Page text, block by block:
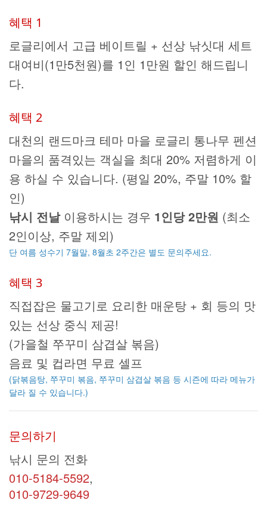
혜택 1
로글리에서 고급 베이트릴 + 선상 낚싯대 세트
대여비(1만5천원)를 1인 1만원 할인 해드립니
다.
혜택 2
대천의 랜드마크 테마 마을 로글리 통나무 펜션
마을의 품격있는 객실을 최대 20% 저렴하게 이
용 하실 수 있습니다. (평일 20%, 주말 10% 할
인)
낚시 전날이용하시는 경우 1인당 2만원 (최소
2인이상, 주말 제외)
단 여름 성수기 7월말, 8월초 2주간은 별도 문의주세요.
혜택 3
직접잡은 물고기로 요리한 매운탕 + 회 등의 맛
있는 선상 중식 제공!
(가을철 쭈꾸미 삼겹살 볶음)
음료 및 컵라면 무료 셀프
(닭볶음탕, 쭈꾸미 볶음, 쭈꾸미 삼겹살 볶음 등 시즌에 따라 메뉴가
달라 질 수 있습니다.)
문의하기
낚시 문의 전화
010-5184-5592,
010-9729-9649